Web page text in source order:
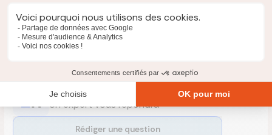
rapidement un devis. En cas de besoin, nos experts seront
disponibles par téléphone pour vous accompagner et vous
conseiller.
Posez une question
Un expert vous répondra
Rédiger une question